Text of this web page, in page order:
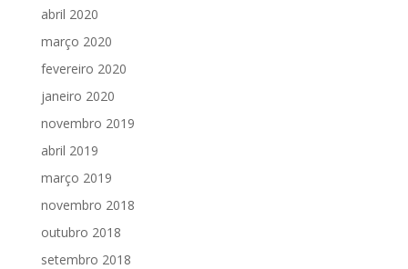
abril 2020
março 2020
fevereiro 2020
janeiro 2020
novembro 2019
abril 2019
março 2019
novembro 2018
outubro 2018
setembro 2018